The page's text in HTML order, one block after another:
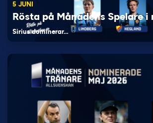
5 JUNI
Rösta på Månadens Spelare i
Sirius dominerar…